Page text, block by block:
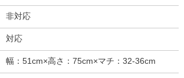
非対応
対応
幅：51cm×高さ：75cm×マチ：32-36cm